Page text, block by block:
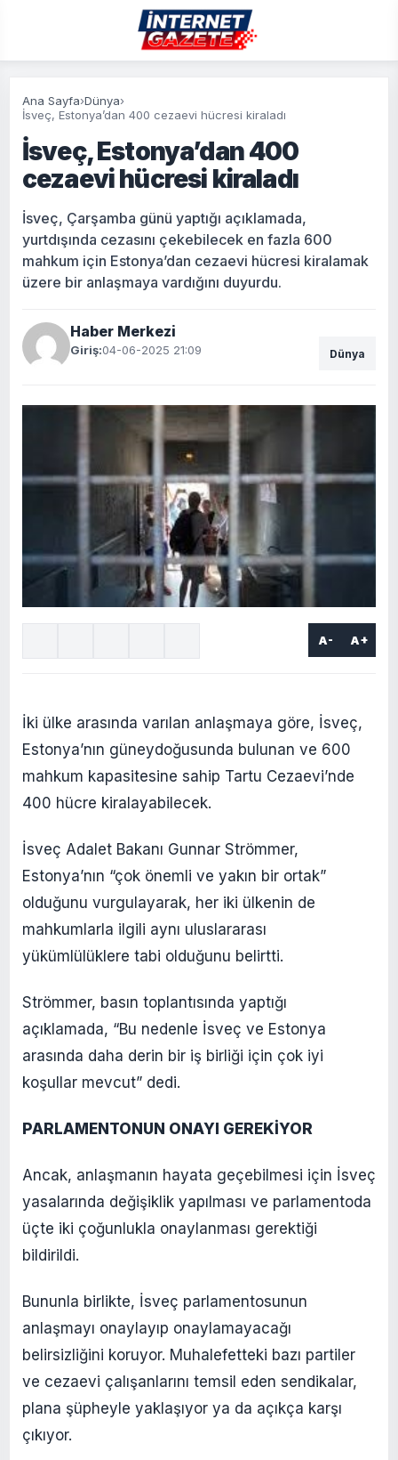
Ana Sayfa›Dünya›
İsveç, Estonya’dan 400 cezaevi hücresi kiraladı
İsveç, Estonya’dan 400
cezaevi hücresi kiraladı
İsveç, Çarşamba günü yaptığı açıklamada,
yurtdışında cezasını çekebilecek en fazla 600
mahkum için Estonya’dan cezaevi hücresi kiralamak
üzere bir anlaşmaya vardığını duyurdu.
Haber Merkezi
Giriş:04-06-2025 21:09 Dünya
A- A+
İki ülke arasında varılan anlaşmaya göre, İsveç,
Estonya’nın güneydoğusunda bulunan ve 600
mahkum kapasitesine sahip Tartu Cezaevi’nde
400 hücre kiralayabilecek.
İsveç Adalet Bakanı Gunnar Strömmer,
Estonya’nın “çok önemli ve yakın bir ortak”
olduğunu vurgulayarak, her iki ülkenin de
mahkumlarla ilgili aynı uluslararası
yükümlülüklere tabi olduğunu belirtti.
Strömmer, basın toplantısında yaptığı
açıklamada, “Bu nedenle İsveç ve Estonya
arasında daha derin bir iş birliği için çok iyi
koşullar mevcut” dedi.
PARLAMENTONUN ONAYI GEREKİYOR
Ancak, anlaşmanın hayata geçebilmesi için İsveç
yasalarında değişiklik yapılması ve parlamentoda
üçte iki çoğunlukla onaylanması gerektiği
bildirildi.
Bununla birlikte, İsveç parlamentosunun
anlaşmayı onaylayıp onaylamayacağı
belirsizliğini koruyor. Muhalefetteki bazı partiler
ve cezaevi çalışanlarını temsil eden sendikalar,
plana şüpheyle yaklaşıyor ya da açıkça karşı
çıkıyor.